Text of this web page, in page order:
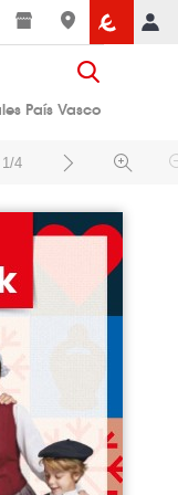
País Vasco
1/4